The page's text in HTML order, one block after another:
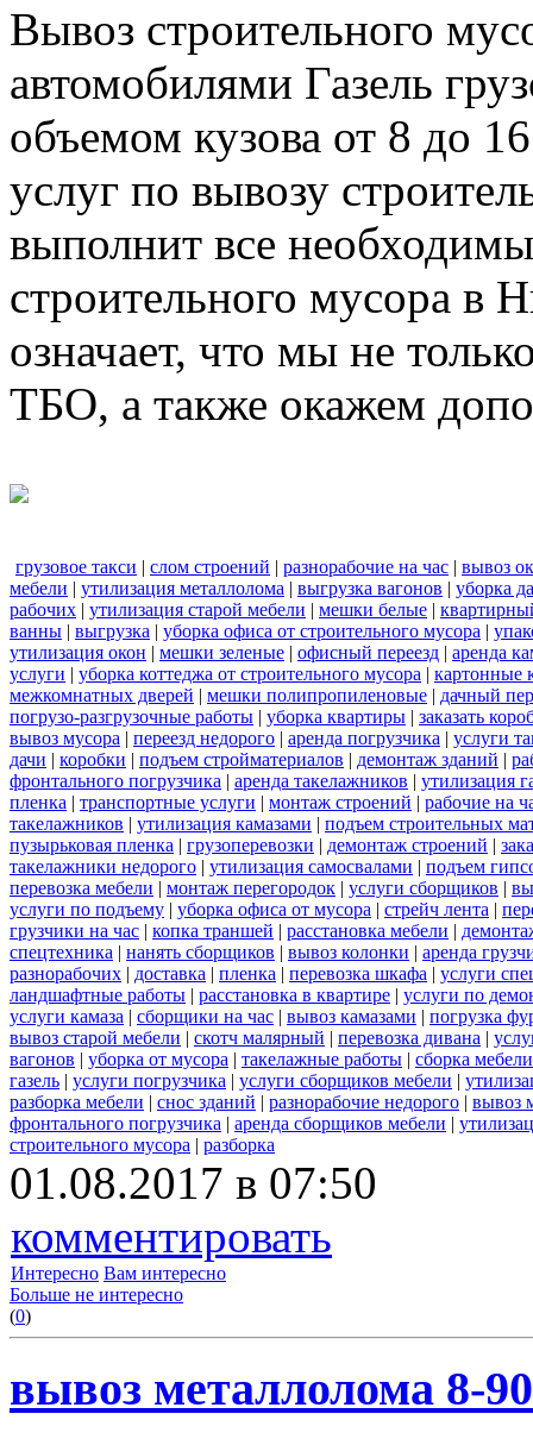
Вывоз строительного
автомобилями Газель
объемом кузова от 8 до
услуг по вывозу
выполнит все
строительного мусора в
означает, что мы не
ТБО, а также окажем
грузовое такси | слом строений | разнорабочие на час | вывоз
мебели | утилизация металлолома | выгрузка вагонов | уборка
рабочих | утилизация старой мебели | мешки белые |
ванны | выгрузка | уборка офиса от строительного мусора |
утилизация окон | мешки зеленые | офисный переезд | аренда
услуги | уборка коттеджа от строительного мусора | картонные
межкомнатных дверей | мешки полипропиленовые | дачный
погрузо-разгрузочные работы | уборка квартиры | заказать
вывоз мусора | переезд недорого | аренда погрузчика | услуги
дачи | коробки | подъем стройматериалов | демонтаж зданий |
фронтального погрузчика | аренда такелажников | утилизация
пленка | транспортные услуги | монтаж строений | рабочие на
такелажников | утилизация камазами | подъем строительных
пузырьковая пленка | грузоперевозки | демонтаж строений |
такелажники недорого | утилизация самосвалами | подъем
перевозка мебели | монтаж перегородок | услуги сборщиков |
услуги по подъему | уборка офиса от мусора | стрейч лента |
грузчики на час | копка траншей | расстановка мебели |
спецтехника | нанять сборщиков | вывоз колонки | аренда
разнорабочих | доставка | пленка | перевозка шкафа | услуги
ландшафтные работы | расстановка в квартире | услуги по
услуги камаза | сборщики на час | вывоз камазами | погрузка
вывоз старой мебели | скотч малярный | перевозка дивана |
вагонов | уборка от мусора | такелажные работы | сборка мебели
газель | услуги погрузчика | услуги сборщиков мебели |
разборка мебели | снос зданий | разнорабочие недорого | вывоз
фронтального погрузчика | аренда сборщиков мебели |
строительного мусора | разборка
01.08.2017 в 07:50
комментировать
Интересно Вам интересно
Больше не интересно
(0)
вывоз металлолома 8-